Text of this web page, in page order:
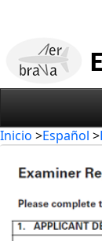
Inicio >Español >